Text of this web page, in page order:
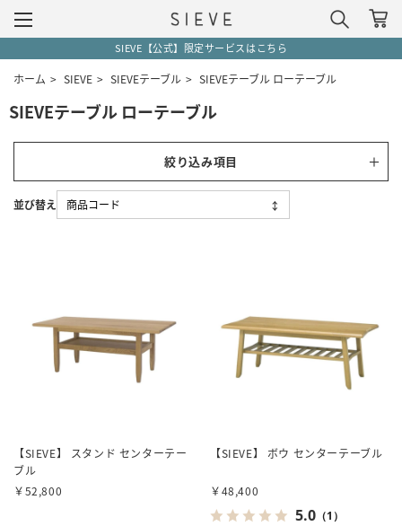
SIEVE【公式】限定サービスはこちら
ホーム > SIEVE > SIEVEテーブル > SIEVEテーブル ローテーブル
SIEVEテーブル ローテーブル
絞り込み項目
【SIEVE】 スタンド センターテー
ブル
￥52,800
【SIEVE】 ボウ センターテーブル
￥48,400
5.0 （1）